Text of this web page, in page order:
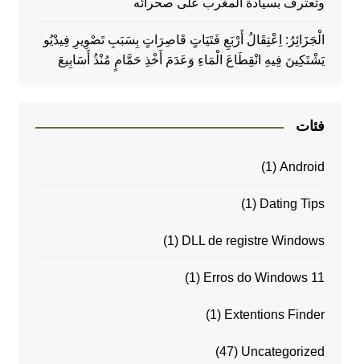
وتعترف بسيادة المغرب على صحرائه
الْجَزَائِرُ: اِعْتِقَالُ أَرْبَعِ فَتَيَاتٍ قَاصِرَاتٍ بِسَبَبِ تَصْوِيرِ فِيدْيُو
يَشْتَكِينَ فِيهِ انْقِطَاعَ الْمَاءِ وَعَدَمَ أَخْذِ حَمَّامٍ مُنْذُ أَسَابِيعَ
فئات
Android
(1)
Dating Tips
(1)
DLL de registre Windows
(1)
Erros do Windows 11
(1)
Extentions Finder
(1)
Uncategorized
(47)